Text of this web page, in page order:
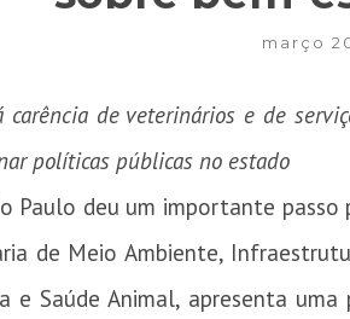
março
de veterinários e de
políticas públicas no estado
Paulo deu um importante
de Meio Ambiente,
e Saúde Animal, apresenta